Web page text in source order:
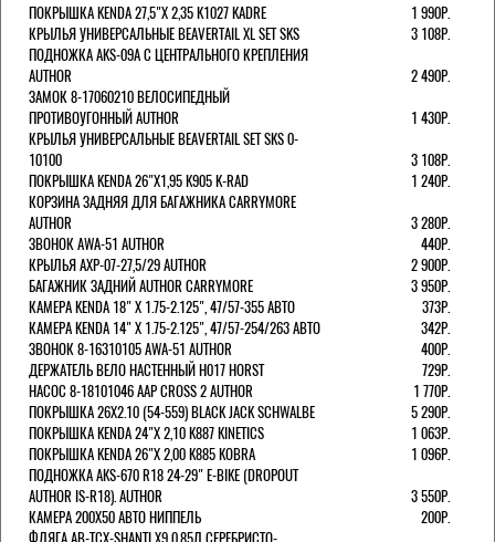
ПОКРЫШКА KENDA 27,5"Х 2,35 K1027 KADRE
1 990Р.
КРЫЛЬЯ УНИВЕРСАЛЬНЫЕ BEAVERTAIL XL SET SKS
3 108Р.
ПОДНОЖКА AKS-09A C ЦЕНТРАЛЬНОГО КРЕПЛЕНИЯ
AUTHOR
2 490Р.
ЗАМОК 8-17060210 ВЕЛОСИПЕДНЫЙ
ПРОТИВОУГОННЫЙ AUTHOR
1 430Р.
КРЫЛЬЯ УНИВЕРСАЛЬНЫЕ BEAVERTAIL SET SKS 0-
10100
3 108Р.
ПОКРЫШКА KENDA 26"Х1,95 K905 K-RAD
1 240Р.
КОРЗИНА ЗАДНЯЯ ДЛЯ БАГАЖНИКА CARRYMORE
AUTHOR
3 280Р.
ЗВОНОК AWA-51 AUTHOR
440Р.
КРЫЛЬЯ AXP-07-27,5/29 AUTHOR
2 900Р.
БАГАЖНИК ЗАДНИЙ AUTHOR CARRYMORE
3 950Р.
КАМЕРА KENDA 18" Х 1.75-2.125", 47/57-355 АВТО
373Р.
КАМЕРА KENDA 14" Х 1.75-2.125", 47/57-254/263 АВТО
342Р.
ЗВОНОК 8-16310105 AWA-51 AUTHOR
400Р.
ДЕРЖАТЕЛЬ ВЕЛО НАСТЕННЫЙ H017 HORST
729Р.
НАСОС 8-18101046 AAP CROSS 2 AUTHOR
1 770Р.
ПОКРЫШКА 26X2.10 (54-559) BLACK JACK SCHWALBE
5 290Р.
ПОКРЫШКА KENDA 24"Х 2,10 K887 KINETICS
1 063Р.
ПОКРЫШКА KENDA 26"Х 2,00 K885 KOBRA
1 096Р.
ПОДНОЖКА AKS-670 R18 24-29" E-BIKE (DROPOUT
AUTHOR IS-R18). AUTHOR
3 550Р.
КАМЕРА 200Х50 АВТО НИППЕЛЬ
200Р.
ФЛЯГА AB-TCX-SHANTI X9 0.85Л СЕРЕБРИСТО-